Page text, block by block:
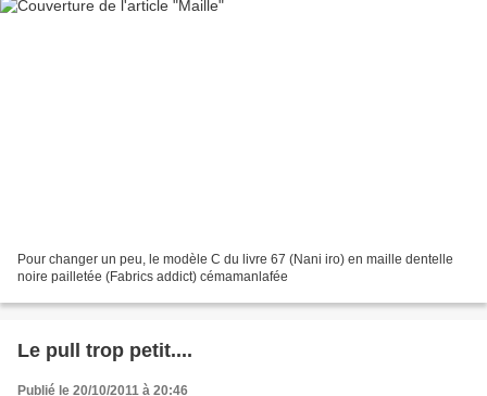
Pour changer un peu, le modèle C du livre 67 (Nani iro) en maille dentelle
noire pailletée (Fabrics addict) cémamanlafée
Le pull trop petit....
Publié le 20/10/2011 à 20:46